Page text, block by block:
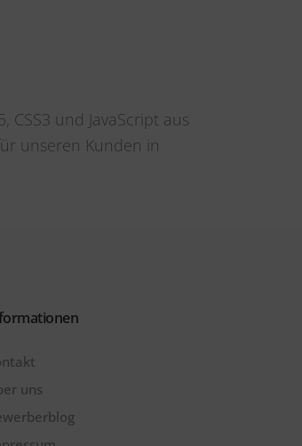
und JavaScript aus
unseren Kunden in
uns